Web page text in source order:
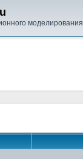
моделирования